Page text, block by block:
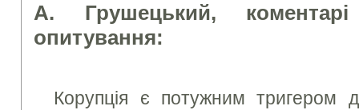
А. Грушецький,
опитування:
Корупція є потужним тригером